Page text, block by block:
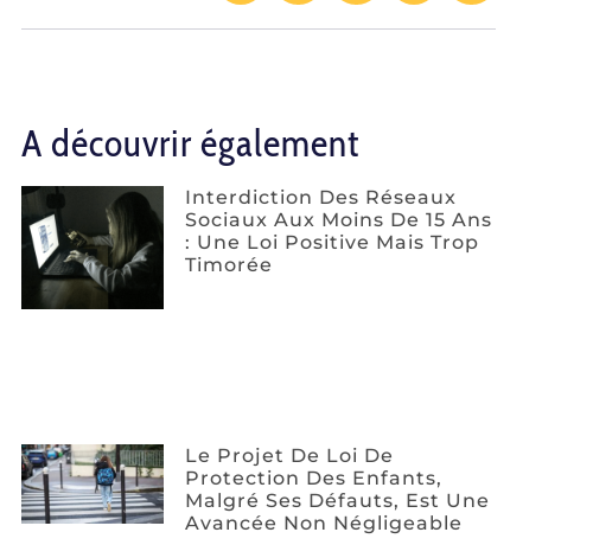
A découvrir également
Interdiction Des Réseaux
Sociaux Aux Moins De 15 Ans
: Une Loi Positive Mais Trop
Timorée
Le Projet De Loi De
Protection Des Enfants,
Malgré Ses Défauts, Est Une
Avancée Non Négligeable